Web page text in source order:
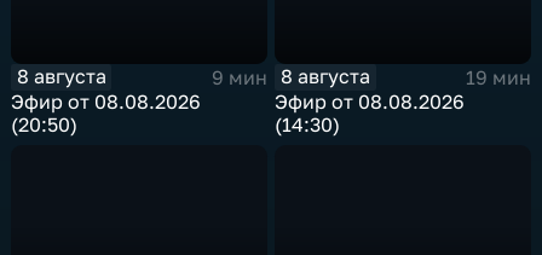
8 августа
9 мин
Эфир от 08.08.2026
(20:50)
8 августа
19 мин
Эфир от 08.08.2026
(14:30)